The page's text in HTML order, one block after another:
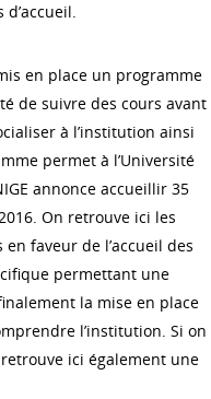
en place un programme
de suivre des cours avant
à l’institution ainsi
permet à l’Université
annonce accueillir 35
On retrouve ici les
faveur de l’accueil des
permettant une
la mise en place
l’institution. Si on
ici également une